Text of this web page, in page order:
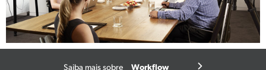
Saiba mais sobre Workflow